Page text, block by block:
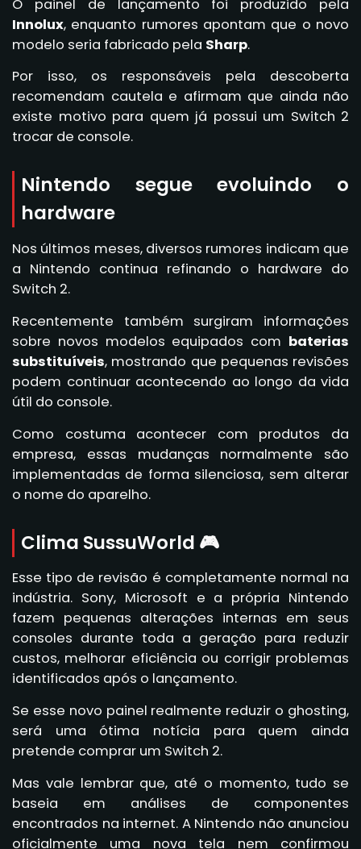
O painel de lançamento foi produzido pela
Innolux, enquanto rumores apontam que o novo
modelo seria fabricado pela Sharp.
Por isso, os responsáveis pela descoberta
recomendam cautela e afirmam que ainda não
existe motivo para quem já possui um Switch 2
trocar de console.
Nintendo segue evoluindo o
hardware
Nos últimos meses, diversos rumores indicam que
a Nintendo continua refinando o hardware do
Switch 2.
Recentemente também surgiram informações
sobre novos modelos equipados com baterias
substituíveis, mostrando que pequenas revisões
podem continuar acontecendo ao longo da vida
útil do console.
Como costuma acontecer com produtos da
empresa, essas mudanças normalmente são
implementadas de forma silenciosa, sem alterar
o nome do aparelho.
Clima SussuWorld 🎮
Esse tipo de revisão é completamente normal na
indústria. Sony, Microsoft e a própria Nintendo
fazem pequenas alterações internas em seus
consoles durante toda a geração para reduzir
custos, melhorar eficiência ou corrigir problemas
identificados após o lançamento.
Se esse novo painel realmente reduzir o ghosting,
será uma ótima notícia para quem ainda
pretende comprar um Switch 2.
Mas vale lembrar que, até o momento, tudo se
baseia em análises de componentes
encontrados na internet. A Nintendo não anunciou
oficialmente uma nova tela nem confirmou